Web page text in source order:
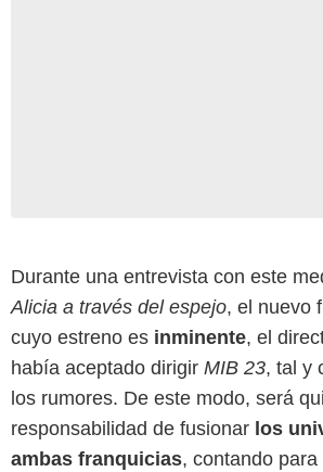
Durante una entrevista con este
Alicia a través del espejo, el nuevo
cuyo estreno es inminente, el
había aceptado dirigir MIB 23, tal y
los rumores. De este modo, será
responsabilidad de fusionar los
ambas franquicias, contando